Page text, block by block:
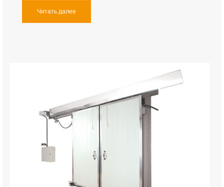
Читать далее